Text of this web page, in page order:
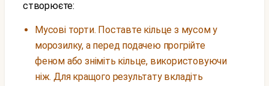
створюєте:
Мусові торти. Поставте кільце з мусом у
морозилку, а перед подачею прогрійте
феном або зніміть кільце, використовуючи
ніж. Для кращого результату вкладіть